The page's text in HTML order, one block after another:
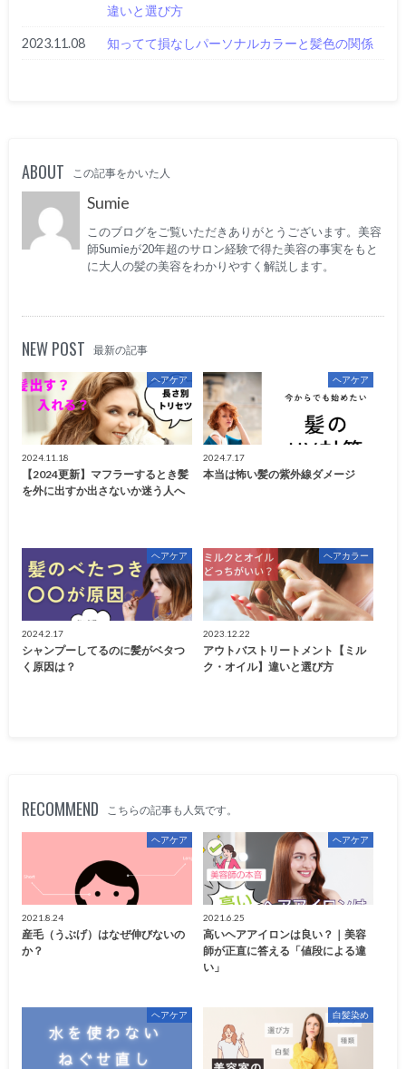
違いと選び方
2023.11.08 知ってて損なしパーソナルカラーと髪色の関係
ABOUT この記事をかいた人
Sumie
このブログをご覧いただきありがとうございます。美容
師Sumieが20年超のサロン経験で得た美容の事実をもと
に大人の髪の美容をわかりやすく解説します。
NEW POST 最新の記事
ヘアケア
2024.11.18
【2024更新】マフラーするとき髪
を外に出すか出さないか迷う人へ
ヘアケア
2024.7.17
本当は怖い髪の紫外線ダメージ
ヘアケア
2024.2.17
シャンプーしてるのに髪がベタつ
く原因は？
ヘアカラー
2023.12.22
アウトバストリートメント【ミル
ク・オイル】違いと選び方
RECOMMEND こちらの記事も人気です。
ヘアケア
2021.8.24
産毛（うぶげ）はなぜ伸びないの
か？
ヘアケア
2021.6.25
高いヘアアイロンは良い？｜美容
師が正直に答える「値段による違
い」
ヘアケア 白髪染め